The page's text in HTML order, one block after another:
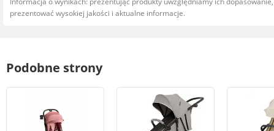
prezentować wysokiej jakości i aktualne informacje.
Podobne strony